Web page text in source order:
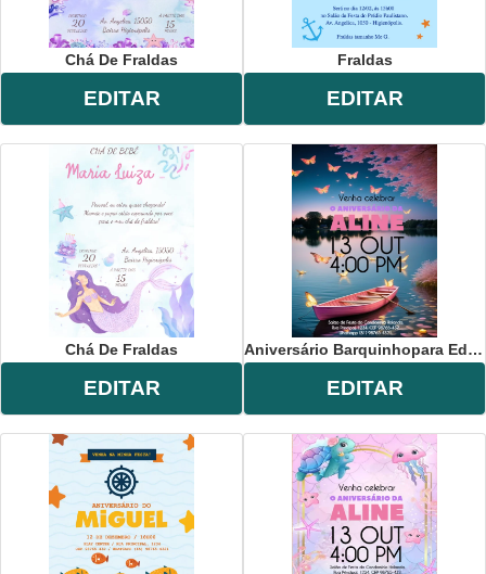
Chá De Fraldas
EDITAR
Fraldas
EDITAR
Chá De Fraldas
EDITAR
Aniversário Barquinhopara Editar
EDITAR